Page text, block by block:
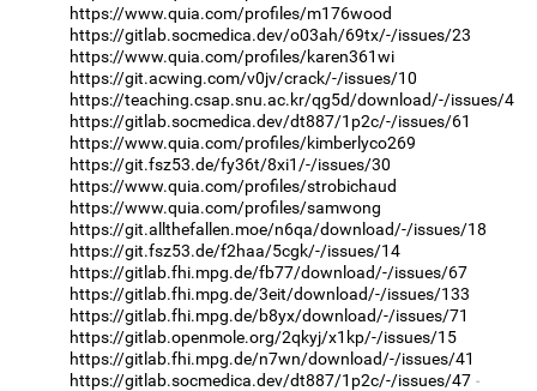
https://www.quia.com/profiles/m176wood
https://gitlab.socmedica.dev/o03ah/69tx/-/issues/23
https://www.quia.com/profiles/karen361wi
https://git.acwing.com/v0jv/crack/-/issues/10
https://teaching.csap.snu.ac.kr/qg5d/download/-/issues/4
https://gitlab.socmedica.dev/dt887/1p2c/-/issues/61
https://www.quia.com/profiles/kimberlyco269
https://git.fsz53.de/fy36t/8xi1/-/issues/30
https://www.quia.com/profiles/strobichaud
https://www.quia.com/profiles/samwong
https://git.allthefallen.moe/n6qa/download/-/issues/18
https://git.fsz53.de/f2haa/5cgk/-/issues/14
https://gitlab.fhi.mpg.de/fb77/download/-/issues/67
https://gitlab.fhi.mpg.de/3eit/download/-/issues/133
https://gitlab.fhi.mpg.de/b8yx/download/-/issues/71
https://gitlab.openmole.org/2qkyj/x1kp/-/issues/15
https://gitlab.fhi.mpg.de/n7wn/download/-/issues/41
https://gitlab.socmedica.dev/dt887/1p2c/-/issues/47